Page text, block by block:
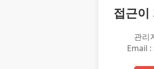
접근이
관리
Email